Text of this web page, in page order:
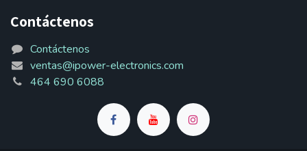
Contáctenos
Contáctenos
ventas@ipower-electronics.com
464 690 6088